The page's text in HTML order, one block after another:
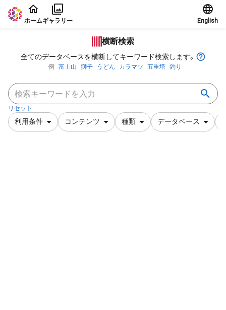
本文に飛ぶ
ホームギャラリー English
横断検索
全てのデータベースを横断してキーワード検索します。
例 富士山 獅子 うどん カラマツ 五重塔 釣り
リセット
利用条件 コンテンツ 種類 データベース